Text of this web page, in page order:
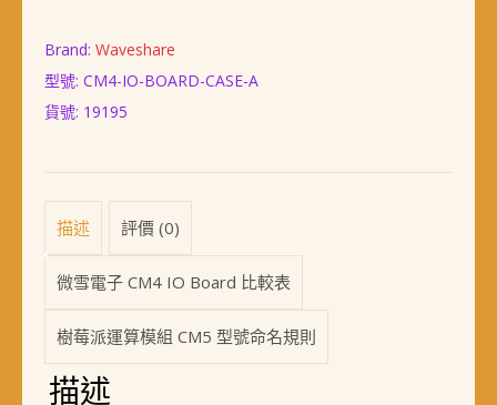
運
算
模
金
殼
附
扇,
Brand: Waveshare
型號: CM4-IO-BOARD-CASE-A
貨號: 19195
描述 評價 (0)
微雪電子 CM4 IO Board 比較表
樹莓派運算模組 CM5 型號命名規則
描述